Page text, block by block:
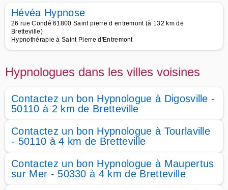
Hévéa Hypnose
26 rue Condé 61800 Saint pierre d entremont (à 132 km de
Bretteville)
Hypnothérapie à Saint Pierre d'Entremont
Hypnologues dans les villes voisines
Contactez un bon Hypnologue à Digosville -
50110 à 2 km de Bretteville
Contactez un bon Hypnologue à Tourlaville
- 50110 à 4 km de Bretteville
Contactez un bon Hypnologue à Maupertus
sur Mer - 50330 à 4 km de Bretteville